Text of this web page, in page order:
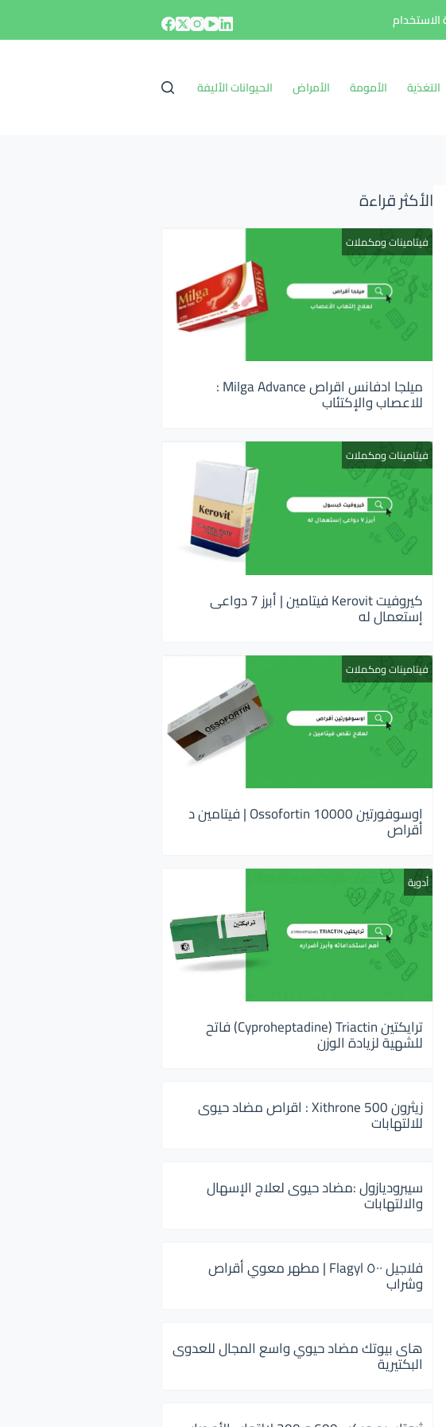
التغذية الأمومة الأمراض الحيوانات الأليفة
الأكثر قراءة
فيتامينات ومكملات
ميلجا ادفانس اقراص Milga Advance :
للاعصاب والإكتئاب
فيتامينات ومكملات
كيروفيت Kerovit فيتامين | أبرز 7 دواعى
إستعمال له
فيتامينات ومكملات
اوسوفورتين 10000 Ossofortin | فيتامين د
أقراص
أدوية
ترايكتين Cyproheptadine) Triactin) فاتح
للشهية لزيادة الوزن
زيثرون 500 Xithrone : اقراص مضاد حيوى
للالتهابات
سيبروديازول :مضاد حيوى لعلاج الإسهال
والالتهابات
فلاجيل ٥٠٠ Flagyl | مطهر معوي أقراص
وشراب
هاى بيوتك مضاد حيوي واسع المجال للعدوى
البكتيرية